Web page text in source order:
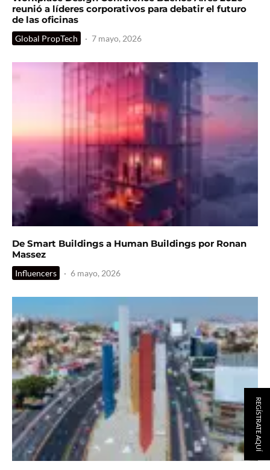
reunió a líderes corporativos para debatir el futuro
de las oficinas
Global PropTech · 7 mayo, 2026
De Smart Buildings a Human Buildings por Ronan
Massez
Influencers · 6 mayo, 2026
REGÍSTRATE AQUÍ